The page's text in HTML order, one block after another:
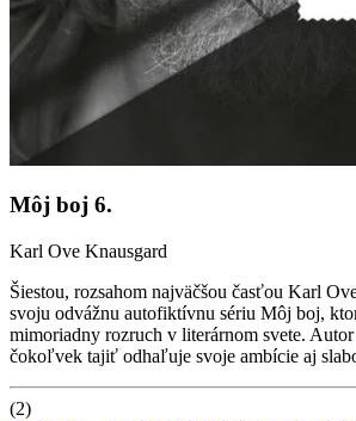
Môj boj 6.
Karl Ove Knausgard
Šiestou, rozsahom najväčšou časťou Karl
svoju odvážnu autofiktívnu sériu Môj boj,
mimoriadny rozruch v literárnom svete.
čokoľvek tajiť odhaľuje svoje ambície aj
(2)